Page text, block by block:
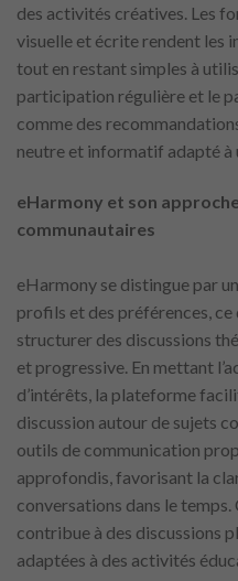
des activités créatives. Les
visuelle et écrite rendent les
tout en restant simples à
participation régulière et le
comme des
neutre et informatif adapté à
eHarmony et son
communautaires
eHarmony se distingue par
profils et des préférences,
structurer des discussions
et progressive. En mettant
d’intérêts, la plateforme
discussion autour de sujets
outils de communication
approfondis, favorisant la
conversations dans le
contribue à des discussions
adaptées à des activités